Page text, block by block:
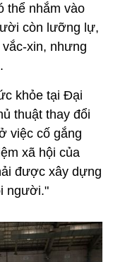
thể nhắm vào
còn lưỡng lự,
xin, nhưng
khỏe tại Đại
thuật thay đổi
việc cố gắng
xã hội của
được xây dựng
người."